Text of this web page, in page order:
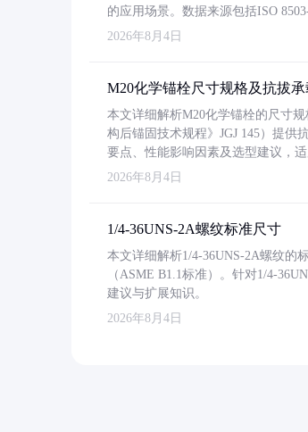
的应用场景。数据来源包括ISO
2026年8月4日
M20化学锚栓尺寸规格及抗拔
本文详细解析M20化学锚栓的尺寸
构后锚固技术规程》JGJ 145）提供
要点、性能影响因素及选型建议，
2026年8月4日
1/4-36UNS-2A螺纹标准尺寸
本文详细解析1/4-36UNS-2A螺纹的
（ASME B1.1标准）。针对1/4-
建议与扩展知识。
2026年8月4日